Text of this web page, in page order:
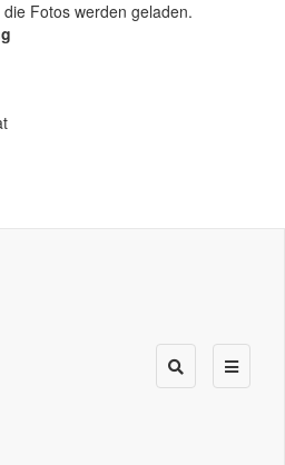
Fotos werden geladen.